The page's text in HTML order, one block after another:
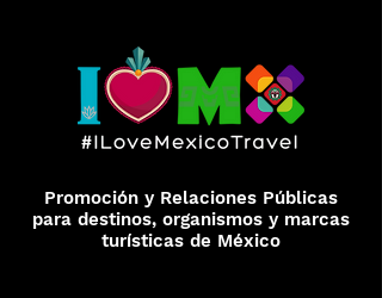
Promoción y Relaciones Públicas
para destinos, organismos y marcas
turísticas de México